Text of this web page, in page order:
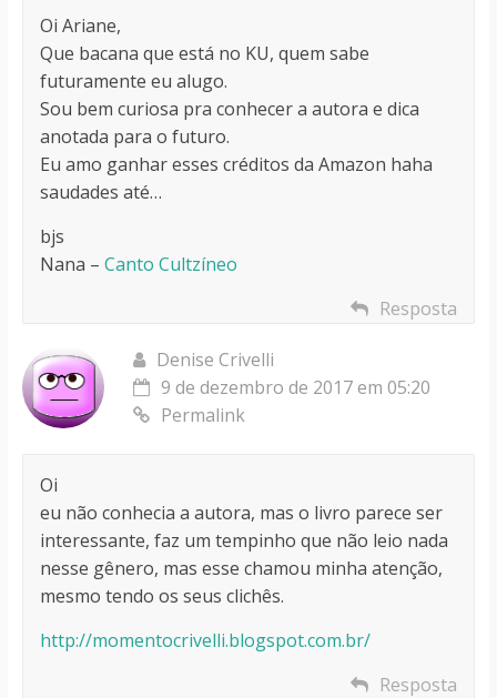
Oi Ariane,
Que bacana que está no KU, quem sabe
futuramente eu alugo.
Sou bem curiosa pra conhecer a autora e dica
anotada para o futuro.
Eu amo ganhar esses créditos da Amazon haha
saudades até…
bjs
Nana – Canto Cultzíneo
Resposta
Denise Crivelli
9 de dezembro de 2017 em 05:20
Permalink
Oi
eu não conhecia a autora, mas o livro parece ser
interessante, faz um tempinho que não leio nada
nesse gênero, mas esse chamou minha atenção,
mesmo tendo os seus clichês.
http://momentocrivelli.blogspot.com.br/
Resposta